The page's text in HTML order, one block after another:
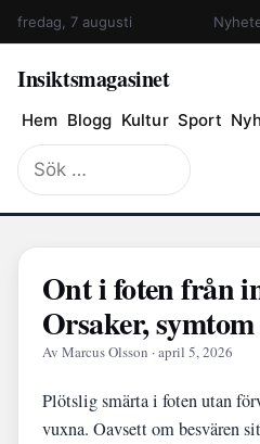
fredag, 7 augusti
Insiktsmagasinet
Hem Blogg Kultur Sport
Sök
efter:
Ont i foten från
Orsaker,
Av Marcus Olsson · april 5, 2026
Plötslig smärta i foten utan
vuxna. Oavsett om besvären